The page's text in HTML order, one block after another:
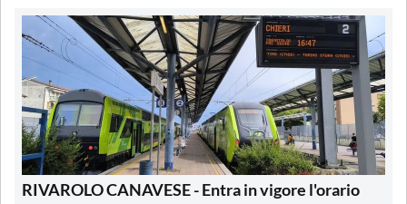
RIVAROLO CANAVESE - Entra in vigore l'orario